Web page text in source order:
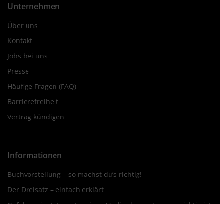
Unternehmen
Über uns
Kontakt
Jobs bei uns
Presse
Häufige Fragen (FAQ)
Barrierefreiheit
Vertrag kündigen
Informationen
Buchvorstellung – so machst du’s richtig!
Der Dreisatz – einfach erklärt